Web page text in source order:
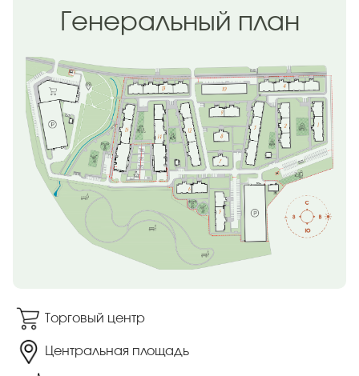
Генеральный план
Торговый центр
Центральная площадь